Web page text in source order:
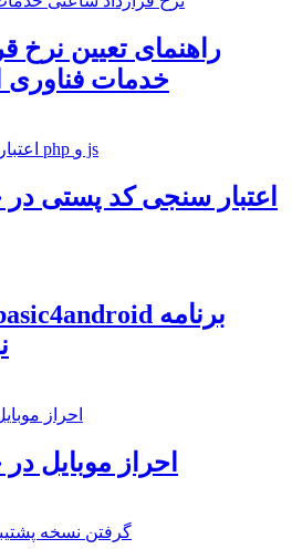
راهنمای تعیین نرخ
خدمات فناوری
اعتبار سنجی کد پستی
احراز موبایل